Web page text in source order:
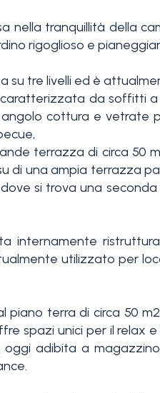
nella tranquillità della
rigoglioso e
su tre livelli ed è
da soffitti a
cottura e
terrazza di circa 50
una ampia terrazza
si trova una
internamente
utilizzato per
piano terra di circa 50
spazi unici per il relax
adibita a